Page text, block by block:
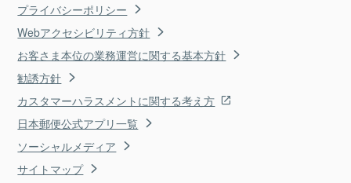
プライバシーポリシー
Webアクセシビリティ方針
お客さま本位の業務運営に関する基本方針
勧誘方針
カスタマーハラスメントに関する考え方
日本郵便公式アプリ一覧
ソーシャルメディア
サイトマップ